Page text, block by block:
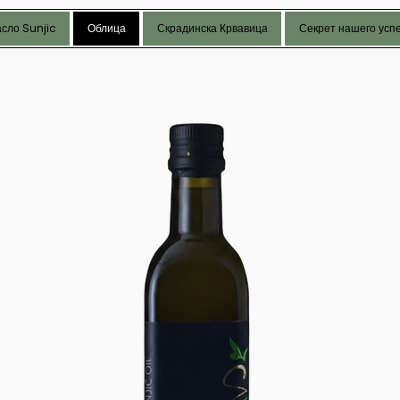
Sunjic Облица Скрадинска Крвавица Секрет нашего